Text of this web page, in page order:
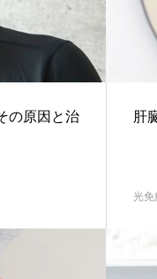
の原因と治
肝
光免